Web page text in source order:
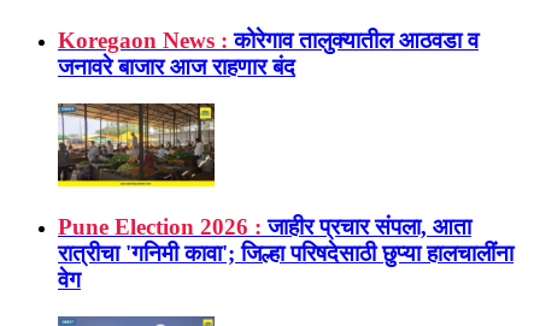
Koregaon News : कोरेगाव तालुक्यातील आठवडा व
जनावरे बाजार आज राहणार बंद
Pune Election 2026 : जाहीर प्रचार संपला, आता
रात्रीचा 'गनिमी कावा'; जिल्हा परिषदेसाठी छुप्या हालचालींना
वेग